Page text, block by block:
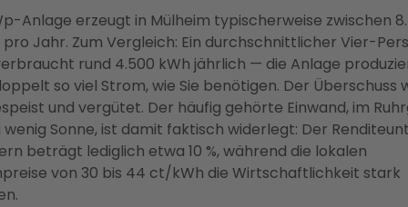
Anlage erzeugt in Mülheim typischerweise zwischen
pro Jahr. Zum Vergleich: Ein durchschnittlicher Vier-
rund 4.500 kWh jährlich — die Anlage
so viel Strom, wie Sie benötigen. Der Überschuss
und vergütet. Der häufig gehörte Einwand, im
wenig Sonne, ist damit faktisch widerlegt: Der
beträgt lediglich etwa 10 %, während die lokalen
von 30 bis 44 ct/kWh die Wirtschaftlichkeit stark